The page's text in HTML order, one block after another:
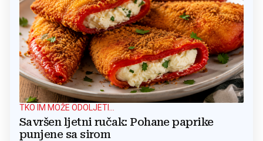
TKO IM MOŽE ODOLJETI...
Savršen ljetni ručak: Pohane paprike
punjene sa sirom